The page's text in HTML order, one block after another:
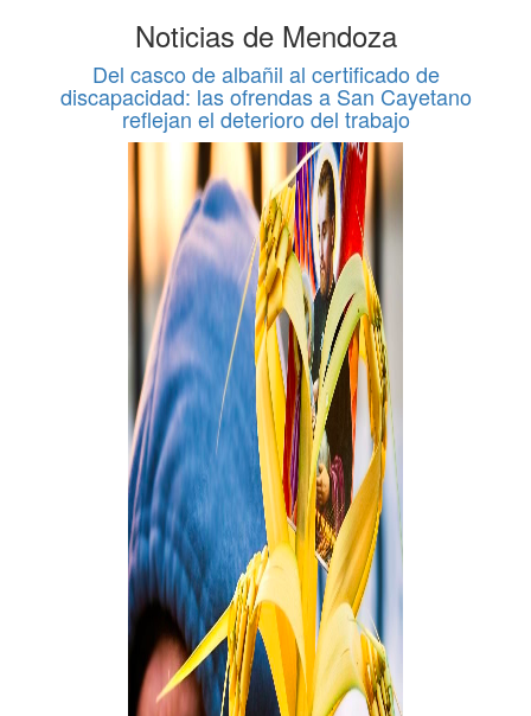
Noticias de Mendoza
Del casco de albañil al certificado de
discapacidad: las ofrendas a San Cayetano
reflejan el deterioro del trabajo